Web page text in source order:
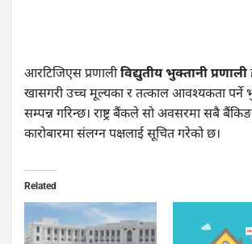
आरटिजिएस प्रणालीविद्युतीय भुक्तानी प्रणाली
खासगरी उच्च मूल्यका र तत्काल आवश्यकता पर्ने
सम्पन्न गरिन्छ। राष्ट्र बैंकले सो अवसरमा सबै
कारोबारमा संलग्न पक्षलाई सूचित गरेको छ।
Related